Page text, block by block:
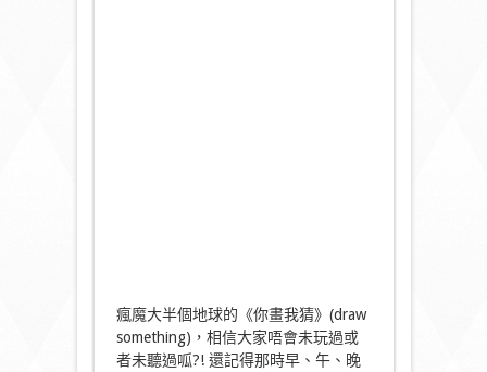
瘋魔大半個地球的《你畫我猜》(draw
something)，相信大家唔會未玩過或
者未聽過呱?! 還記得那時早、午、晚